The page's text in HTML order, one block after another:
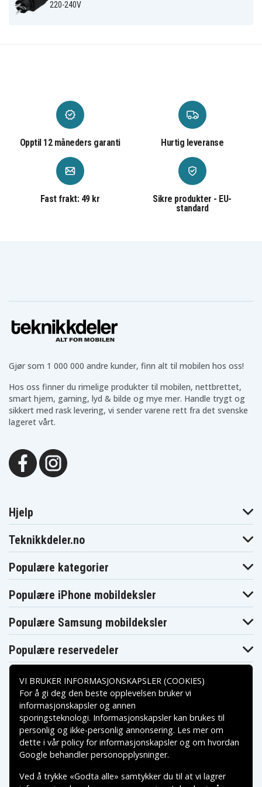
Amazon Alexa
Varemerke
220-240V
Opptil 12 måneders garanti Hurtig leveranse
Fast frakt: 49 kr
Sikre produkter - EU-
standard
Gjør som 1 000 000 andre kunder, finn alt til mobilen hos oss!
Hos oss finner du rimelige produkter til mobilen, nettbrettet,
smart hjem, gaming, lyd & bilde og mye mer. Handle trygt og
sikkert med rask levering, vi sender varene rett fra det svenske
lageret vårt.
Hjelp
Teknikkdeler.no
Populære kategorier
Populære iPhone mobildeksler
Populære Samsung mobildeksler
Populære reservedeler
Betalingsalternativer
Leveringsalternativer
VI BRUKER INFORMASJONSKAPSLER (COOKIES)
For å gi deg den beste opplevelsen bruker vi
informasjonskapsler og annen
sporingsteknologi. Informasjonskapsler kan brukes til
personlig og ikke-personlig annonsering. Les mer om
dette i vårpolicy for informasjonskapslerog om hvordan
Google behandler personopplysninger.
Ved å trykke «Godta alle» samtykker du til at vi lagrer